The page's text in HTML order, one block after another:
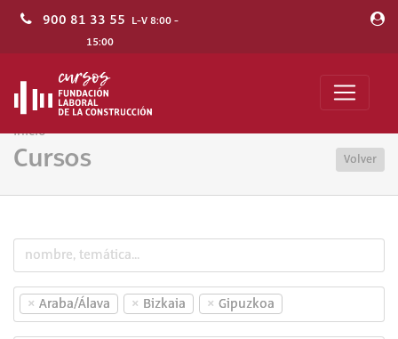
900 81 33 55 L-V 8:00 -
15:00
Inicio
Cursos Volver
× Araba/Álava × Bizkaia × Gipuzkoa